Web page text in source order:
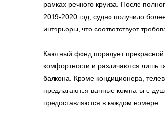
рамках речного круиза. После
2019-2020 год, судно получило
интерьеры, что соответствует
Каютный фонд порадует
комфортности и различаются лишь
балкона. Кроме кондиционера,
предлагаются ванные комнаты с
предоставляются в каждом номере.